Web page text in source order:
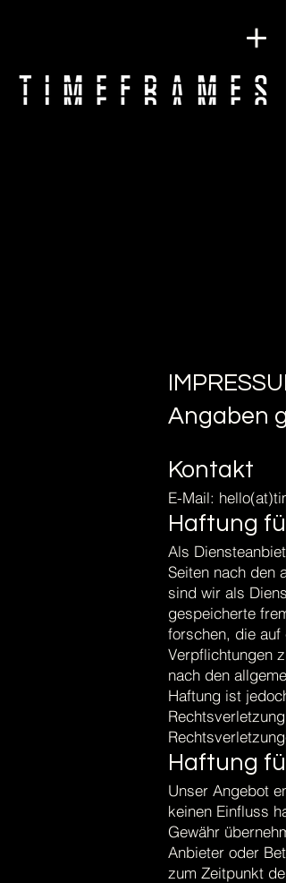
Angaben
Kontakt
E-Mail:
Haftung
Als
Seiten nach den
sind wir als
gespeicherte
forschen, die auf
Verpflichtungen
nach den
Haftung ist
Haftung
Unser Angebot
keinen Einfluss
Gewähr
Anbieter oder
zum Zeitpunkt